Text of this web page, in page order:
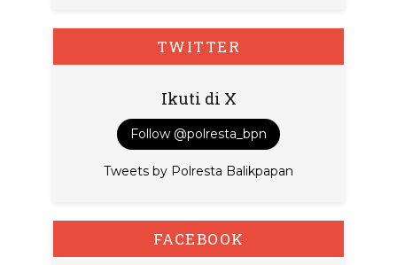
TWITTER
Ikuti di X
Follow @polresta_bpn
Tweets by Polresta Balikpapan
FACEBOOK